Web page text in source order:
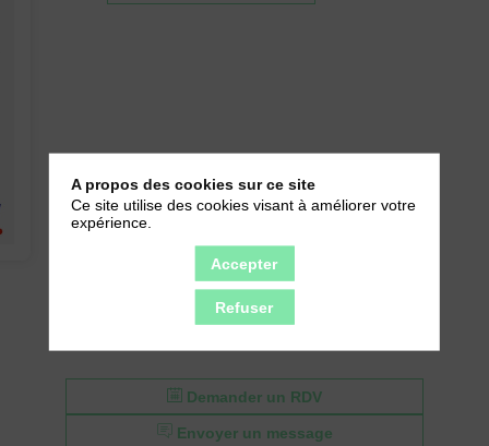
Demander un RDV
Envoyer un message
A propos des cookies sur ce site
Ce site utilise des cookies visant à améliorer votre
expérience.
Accepter
Refuser